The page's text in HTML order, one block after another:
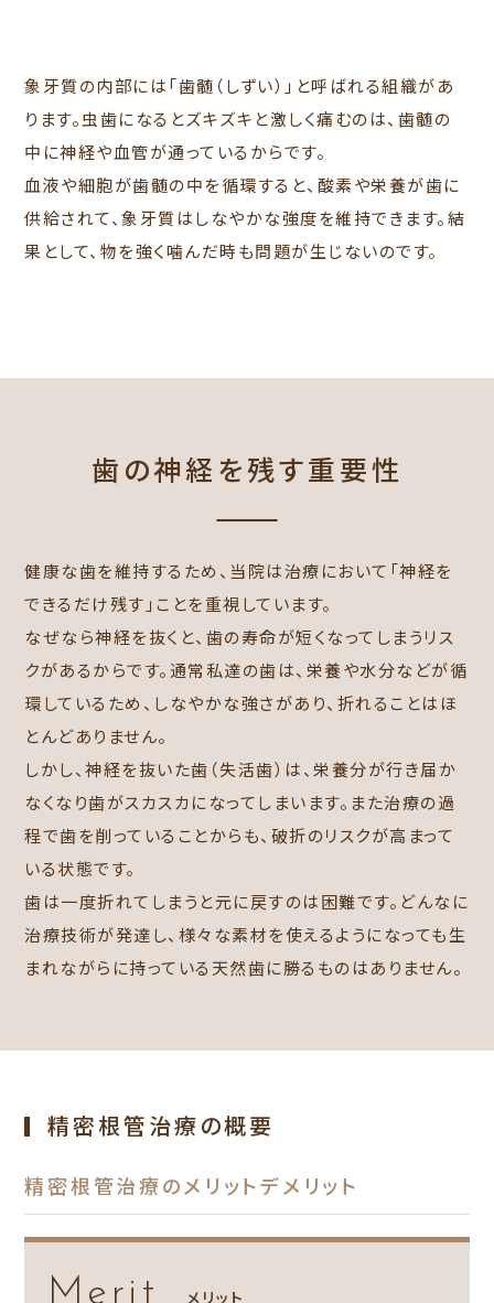
象牙質の内部には「歯髄（しずい）」と呼ばれる組織があ
ります。虫歯になるとズキズキと激しく痛むのは、歯髄の
中に神経や血管が通っているからです。
血液や細胞が歯髄の中を循環すると、酸素や栄養が歯に
供給されて、象牙質はしなやかな強度を維持できます。結
果として、物を強く噛んだ時も問題が生じないのです。
歯の神経を残す重要性
健康な歯を維持するため、当院は治療において「神経を
できるだけ残す」ことを重視しています。
なぜなら神経を抜くと、歯の寿命が短くなってしまうリス
クがあるからです。通常私達の歯は、栄養や水分などが循
環しているため、しなやかな強さがあり、折れることはほ
とんどありません。
しかし、神経を抜いた歯（失活歯）は、栄養分が行き届か
なくなり歯がスカスカになってしまいます。また治療の過
程で歯を削っていることからも、破折のリスクが高まって
いる状態です。
歯は一度折れてしまうと元に戻すのは困難です。どんなに
治療技術が発達し、様々な素材を使えるようになっても生
まれながらに持っている天然歯に勝るものはありません。
精密根管治療の概要
精密根管治療のメリットデメリット
Merit メリット